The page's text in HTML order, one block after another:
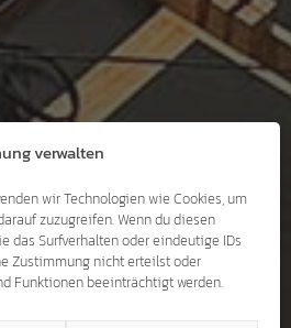
verwalten
wir Technologien wie Cookies, um
zuzugreifen. Wenn du diesen
das Surfverhalten oder eindeutige IDs
Zustimmung nicht erteilst oder
Funktionen beeinträchtigt werden.